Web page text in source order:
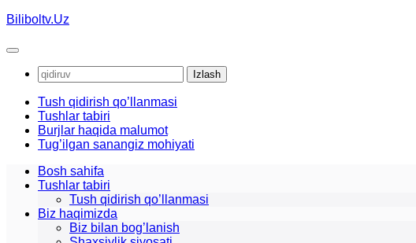
Skip
content
Biliboltv.Uz
Qidirshish:
Tush qidirish qo’llanmasi
Tushlar tabiri
Burjlar haqida malumot
Tug’ilgan sanangiz mohiyati
Bosh sahifa
Tushlar tabiri
Tush qidirish qo’llanmasi
Biz haqimizda
Biz bilan bog’lanish